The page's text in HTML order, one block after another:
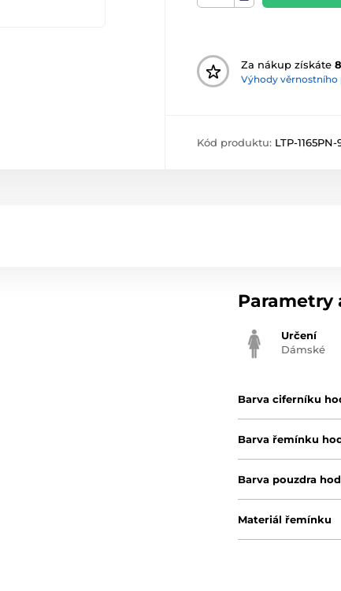
Za nákup získáte
Výhody věrnostního
Kód produktu: LTP-1165PN-
Parametry
Určení
Dámské
Barva ciferníku
Barva řemínku
Barva pouzdra
Materiál řemínku